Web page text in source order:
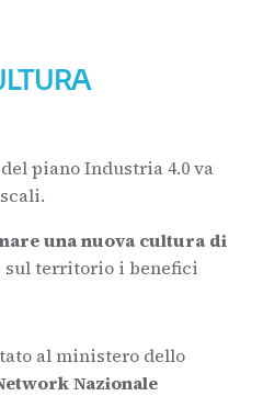
piano Industria 4.0 va
una nuova cultura di
sul territorio i benefici
al ministero dello
Nazionale